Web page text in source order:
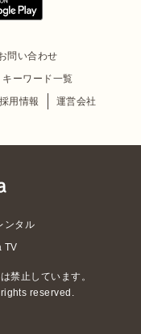
問い合わせ
キーワード一覧
採用情報 運営会社
ンタル
TV
禁止しています。
reserved.